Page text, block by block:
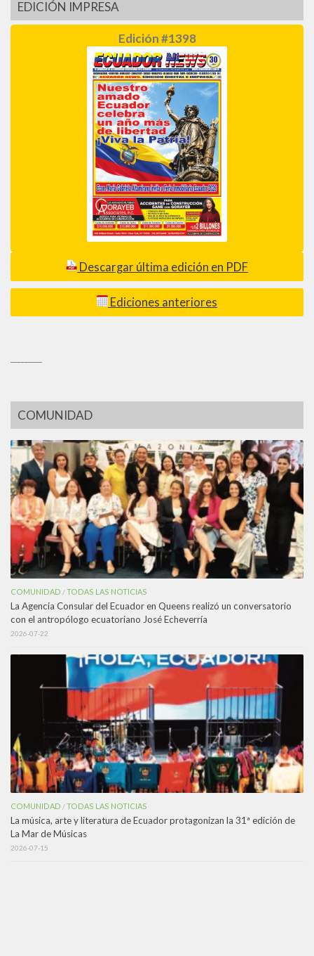
EDICIÓN IMPRESA
Edición #1398
Descargar última edición en PDF
Ediciones anteriores
COMUNIDAD
COMUNIDAD /TODAS LAS NOTICIAS
La Agencia Consular del Ecuador en Queens realizó un conversatorio
con el antropólogo ecuatoriano José Echeverría
2026-07-22
COMUNIDAD /TODAS LAS NOTICIAS
La música, arte y literatura de Ecuador protagonizan la 31ª edición de
La Mar de Músicas
2026-07-15